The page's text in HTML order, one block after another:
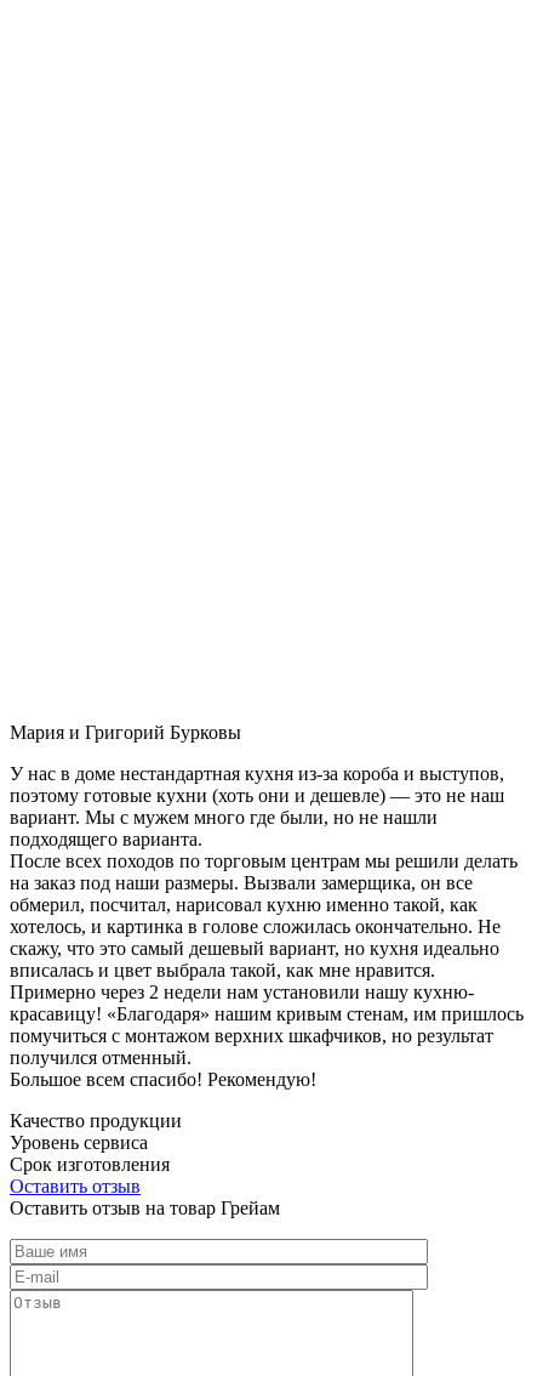
Мария и Григорий Бурковы
У нас в доме нестандартная кухня из-за короба и выступов,
поэтому готовые кухни (хоть они и дешевле) — это не наш
вариант. Мы с мужем много где были, но не нашли
подходящего варианта.
После всех походов по торговым центрам мы решили делать
на заказ под наши размеры. Вызвали замерщика, он все
обмерил, посчитал, нарисовал кухню именно такой, как
хотелось, и картинка в голове сложилась окончательно. Не
скажу, что это самый дешевый вариант, но кухня идеально
вписалась и цвет выбрала такой, как мне нравится.
Примерно через 2 недели нам установили нашу кухню-
красавицу! «Благодаря» нашим кривым стенам, им пришлось
помучиться с монтажом верхних шкафчиков, но результат
получился отменный.
Большое всем спасибо! Рекомендую!
Качество продукции
Уровень сервиса
Срок изготовления
Оставить отзыв
Оставить отзыв на товар Грейам